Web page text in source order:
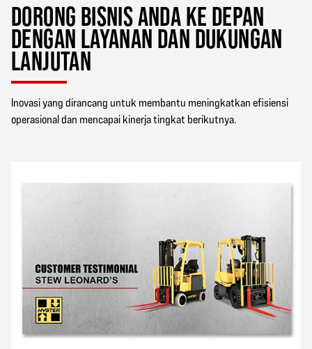
DORONG BISNIS ANDA KE DEPAN
DENGAN LAYANAN DAN DUKUNGAN
LANJUTAN
Inovasi yang dirancang untuk membantu meningkatkan efisiensi
operasional dan mencapai kinerja tingkat berikutnya.